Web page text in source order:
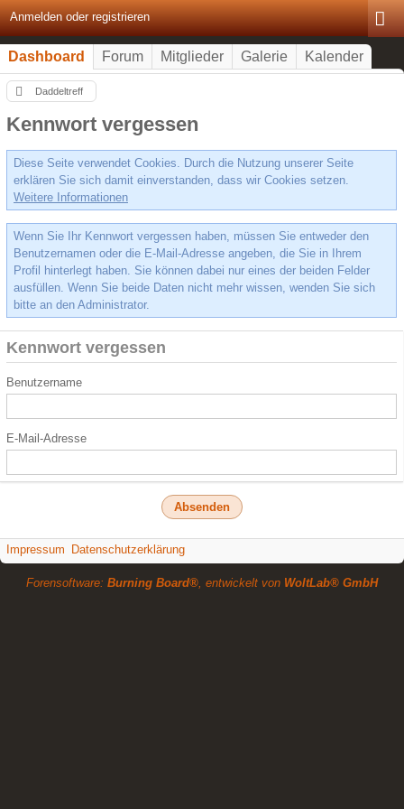
Anmelden oder registrieren
Dashboard Forum Mitglieder Galerie Kalender
Daddeltreff
Kennwort vergessen
Diese Seite verwendet Cookies. Durch die Nutzung unserer Seite
erklären Sie sich damit einverstanden, dass wir Cookies setzen.
Weitere Informationen
Wenn Sie Ihr Kennwort vergessen haben, müssen Sie entweder den
Benutzernamen oder die E-Mail-Adresse angeben, die Sie in Ihrem
Profil hinterlegt haben. Sie können dabei nur eines der beiden Felder
ausfüllen. Wenn Sie beide Daten nicht mehr wissen, wenden Sie sich
bitte an den Administrator.
Kennwort vergessen
Benutzername
E-Mail-Adresse
Impressum Datenschutzerklärung
Forensoftware: Burning Board®, entwickelt von WoltLab® GmbH